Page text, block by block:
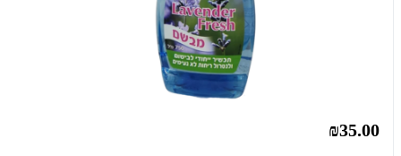
₪35.00